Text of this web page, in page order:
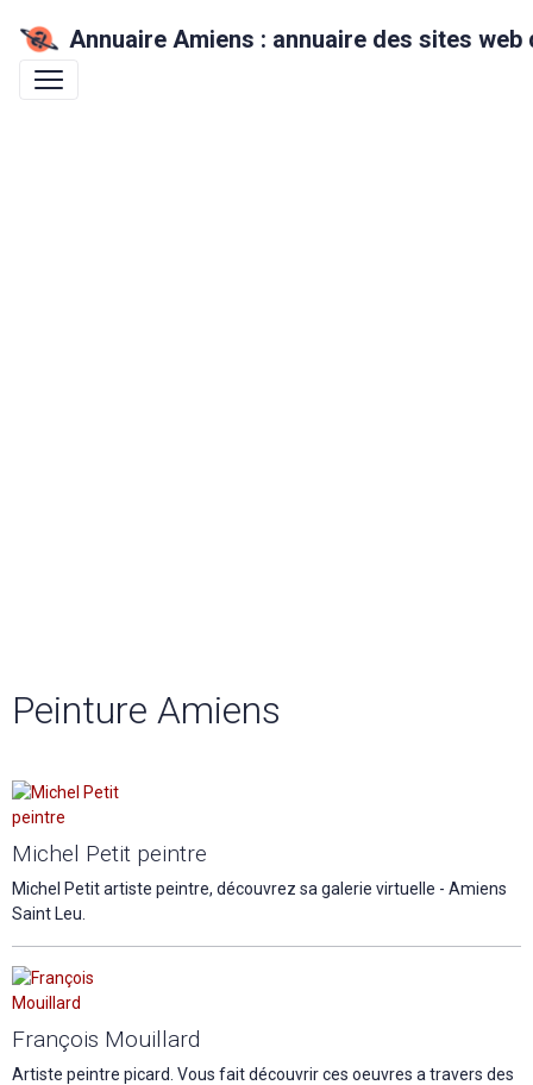
Annuaire Amiens : annuaire des sites
Peinture Amiens
Michel Petit peintre
Michel Petit artiste peintre, découvrez sa galerie virtuelle - Amiens
Saint Leu.
François Mouillard
Artiste peintre picard. Vous fait découvrir ces oeuvres a travers des